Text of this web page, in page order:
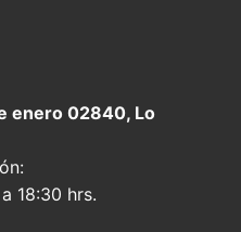
enero 02840, Lo
18:30 hrs.